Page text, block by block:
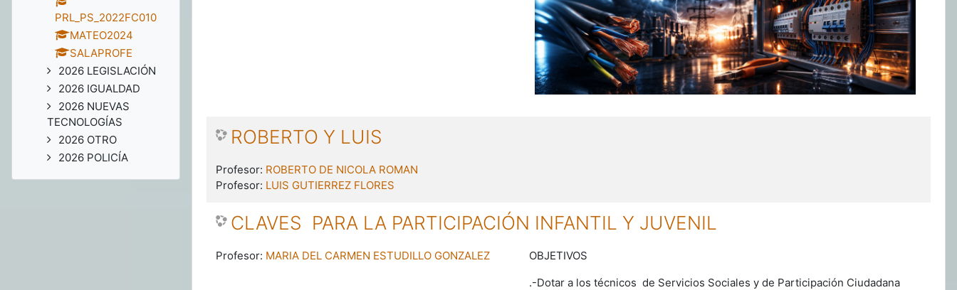
ROBERTO Y LUIS
Profesor: ROBERTO DE NICOLA ROMAN
Profesor: LUIS GUTIERREZ FLORES
CLAVES PARA LA PARTICIPACIÓN INFANTIL Y JUVENIL
OBJETIVOS
.-Dotar a los técnicos de Servicios Sociales y de Participación Ciudadana
Profesor: MARIA DEL CARMEN ESTUDILLO GONZALEZ
PRL_PS_2022FC010
MATEO2024
SALAPROFE
2026 LEGISLACIÓN
2026 IGUALDAD
2026 NUEVAS
TECNOLOGÍAS
2026 OTRO
2026 POLICÍA